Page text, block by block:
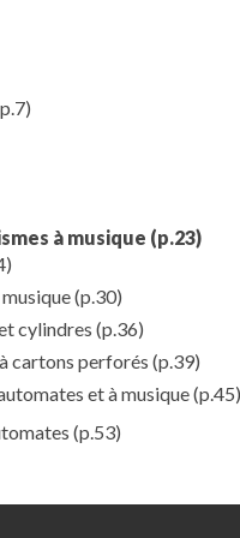
à musique (p.23)
(p.30)
cylindres (p.36)
cartons perforés (p.39)
et à musique(p.45)
(p.53)